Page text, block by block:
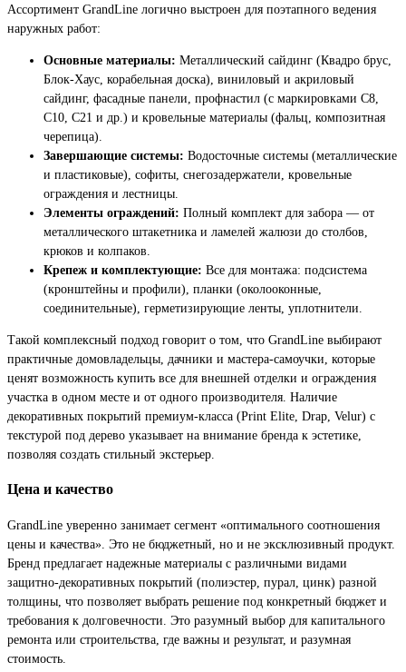
Ассортимент GrandLine логично выстроен для поэтапного ведения
наружных работ:
Основные материалы: Металлический сайдинг (Квадро брус,
Блок-Хаус, корабельная доска), виниловый и акриловый
сайдинг, фасадные панели, профнастил (с маркировками С8,
С10, С21 и др.) и кровельные материалы (фальц, композитная
черепица).
Завершающие системы: Водосточные системы (металлические
и пластиковые), софиты, снегозадержатели, кровельные
ограждения и лестницы.
Элементы ограждений: Полный комплект для забора — от
металлического штакетника и ламелей жалюзи до столбов,
крюков и колпаков.
Крепеж и комплектующие: Все для монтажа: подсистема
(кронштейны и профили), планки (околооконные,
соединительные), герметизирующие ленты, уплотнители.
Такой комплексный подход говорит о том, что GrandLine выбирают
практичные домовладельцы, дачники и мастера-самоучки, которые
ценят возможность купить все для внешней отделки и ограждения
участка в одном месте и от одного производителя. Наличие
декоративных покрытий премиум-класса (Print Elite, Drap, Velur) с
текстурой под дерево указывает на внимание бренда к эстетике,
позволяя создать стильный экстерьер.
Цена и качество
GrandLine уверенно занимает сегмент «оптимального соотношения
цены и качества». Это не бюджетный, но и не эксклюзивный продукт.
Бренд предлагает надежные материалы с различными видами
защитно-декоративных покрытий (полиэстер, пурал, цинк) разной
толщины, что позволяет выбрать решение под конкретный бюджет и
требования к долговечности. Это разумный выбор для капитального
ремонта или строительства, где важны и результат, и разумная
стоимость.